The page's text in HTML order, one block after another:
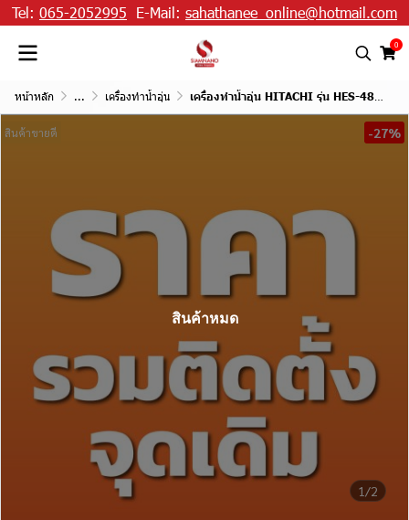
Tel: 065-2052995 E-Mail: sahathanee_online@hotmail.com
0
หน้าหลัก ... เครื่องทำน้ำอุ่น เครื่องทำน้ำอุ่น HITACHI รุ่น HES-48GS ขนาด 4,800 W
1/2
สินค้าขายดี -27%
สินค้าหมด